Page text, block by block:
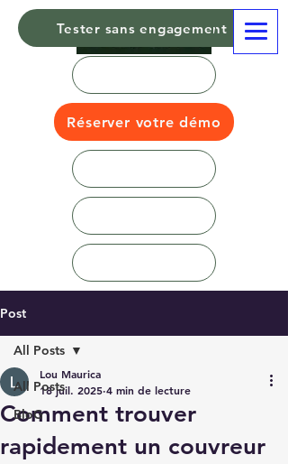
Tester sans engagement
Réserver votre démo
Post
All Posts
BloG
All Posts
Comment trouver
rapidement un couvreur
Lou Maurica
18 juil. 2025 4 min de lecture